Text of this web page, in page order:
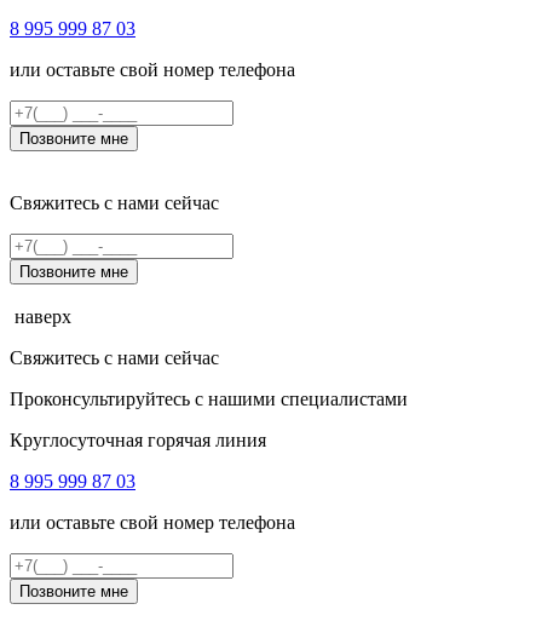
8 995 999 87 03
или оставьте свой номер телефона
Позвоните мне
Свяжитесь с нами сейчас
Позвоните мне
наверх
Свяжитесь с нами сейчас
Проконсультируйтесь с нашими специалистами
Круглосуточная горячая линия
8 995 999 87 03
или оставьте свой номер телефона
Позвоните мне